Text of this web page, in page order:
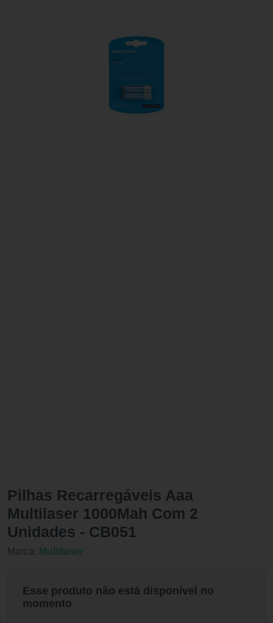
Pilhas Recarregáveis Aaa
Multilaser 1000Mah Com 2
Unidades - CB051
Marca: Multilaser
Esse produto não está disponível no
momento